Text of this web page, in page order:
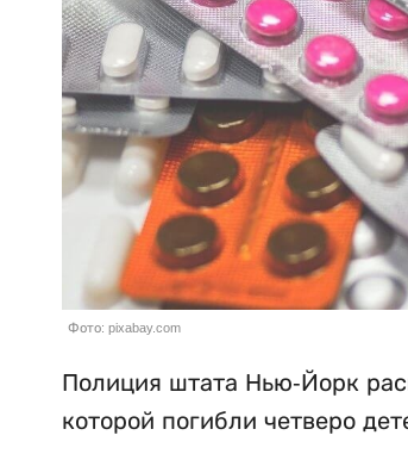
Фото: pixabay.com
Полиция штата Нью-Йорк
которой погибли четверо